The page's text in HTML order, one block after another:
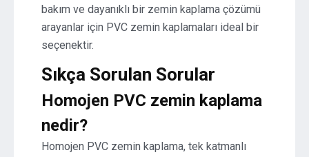
bakım ve dayanıklı bir zemin kaplama çözümü
arayanlar için PVC zemin kaplamaları ideal bir
seçenektir.
Sıkça Sorulan Sorular
Homojen PVC zemin kaplama
nedir?
Homojen PVC zemin kaplama, tek katmanlı